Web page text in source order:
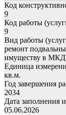
Код
9
Код работы
9
Вид работы
ремонт
имуществу в МКД
Единица
кв.м.
Год завершения
2034
Дата заполнения
05.06.2026